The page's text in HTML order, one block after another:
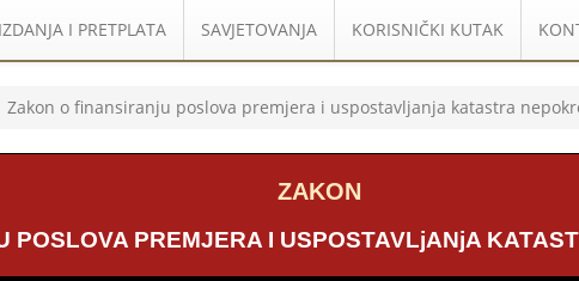
IZDANJA I PRETPLATA SAVJETOVANJA KORISNIČKI KUTAK
Zakon o finansiranju poslova premjera i uspostavljanja katastra
ZAKON
POSLOVA PREMJERA I USPOSTAVLjANjA